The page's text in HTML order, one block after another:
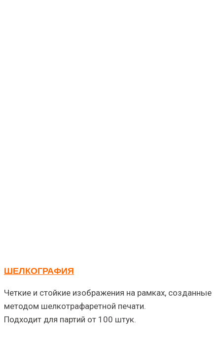
ШЕЛКОГРАФИЯ
Четкие и стойкие изображения на рамках, созданные
методом шелкотрафаретной печати.
Подходит для партий от 100 штук.